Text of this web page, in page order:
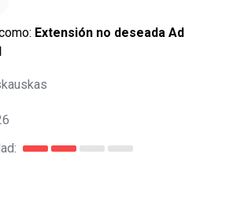
Extensión no deseada Ad